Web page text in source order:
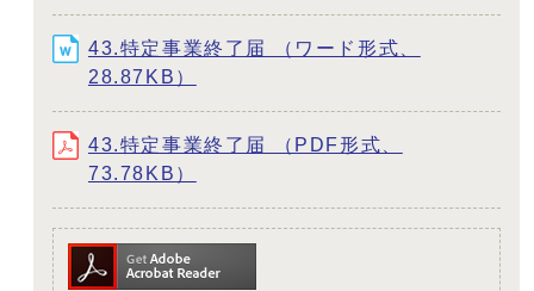
43.特定事業終了届 （ワード形式、
28.87KB）
43.特定事業終了届 （PDF形式、
73.78KB）